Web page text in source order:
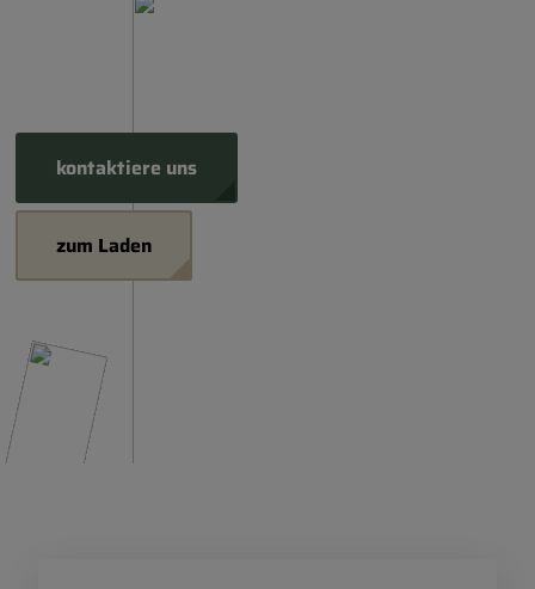
kontaktiere uns
zum Laden